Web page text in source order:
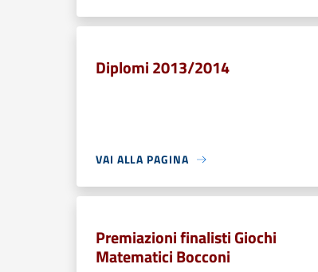
Diplomi 2013/2014
VAI ALLA PAGINA
Premiazioni finalisti Giochi
Matematici Bocconi